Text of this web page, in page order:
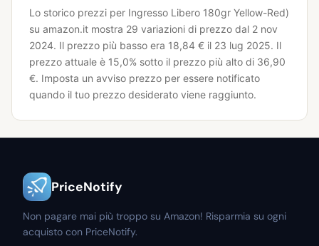
Lo storico prezzi per Ingresso Libero 180gr Yellow-Red)
su amazon.it mostra 29 variazioni di prezzo dal 2 nov
2024. Il prezzo più basso era 18,84 € il 23 lug 2025. Il
prezzo attuale è 15,0% sotto il prezzo più alto di 36,90
€. Imposta un avviso prezzo per essere notificato
quando il tuo prezzo desiderato viene raggiunto.
PriceNotify
Non pagare mai più troppo su Amazon! Risparmia su ogni
acquisto con PriceNotify.